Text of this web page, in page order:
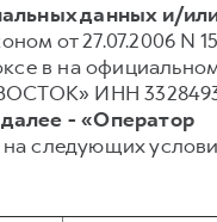
данных и/
от 27.07.2006 N
в на
ИНН
- «Оператор
следующих